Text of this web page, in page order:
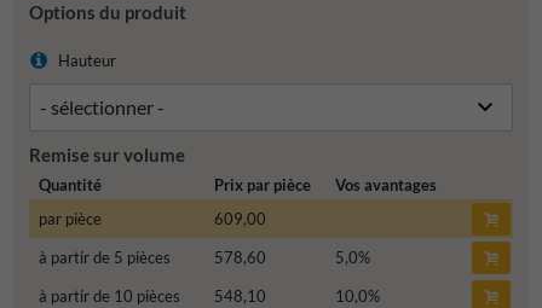
Options du produit
Hauteur
Remise sur volume
Quantité Prix par pièce
Vos avantages
par pièce
609,00
à partir de 5 pièces
578,60 5,0%
à partir de 10 pièces
548,10 10,0%